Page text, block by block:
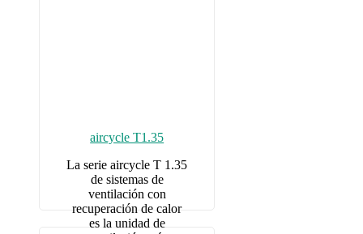
aircycle T1.35
La serie aircycle T 1.35
de sistemas de
ventilación con
recuperación de calor
es la unidad de